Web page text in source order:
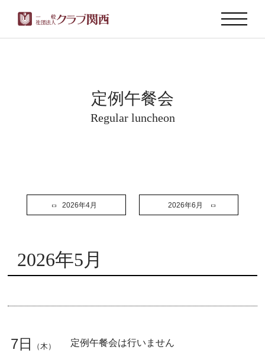
定例午餐会
Regular luncheon
2026年4月 2026年6月
2026年5月
7日 （木） 定例午餐会は行いません